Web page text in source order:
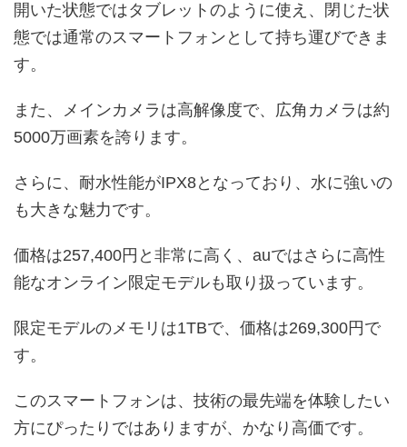
開いた状態ではタブレットのように使え、閉じた状
態では通常のスマートフォンとして持ち運びできま
す。
また、メインカメラは高解像度で、広角カメラは約
5000万画素を誇ります。
さらに、耐水性能がIPX8となっており、水に強いの
も大きな魅力です。
価格は257,400円と非常に高く、auではさらに高性
能なオンライン限定モデルも取り扱っています。
限定モデルのメモリは1TBで、価格は269,300円で
す。
このスマートフォンは、技術の最先端を体験したい
方にぴったりではありますが、かなり高価です。